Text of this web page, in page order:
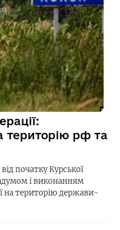
територію рф та
початку Курської
і виконанням
на територію держави-